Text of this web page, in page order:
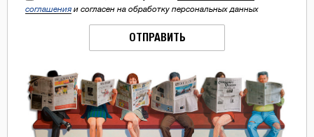
соглашения и согласен на обработку персональных данных
ОТПРАВИТЬ